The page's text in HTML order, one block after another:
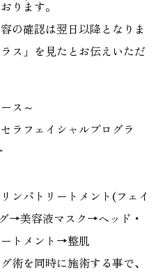
ります。
の確認は翌日以降となりま
ス」を見たとお伝えいただ
ス～
ラフェイシャルプログラ
ンパトリートメント(フェイ
→美容液マスク→ヘッド・
トメント→整肌
術を同時に施術する事で、